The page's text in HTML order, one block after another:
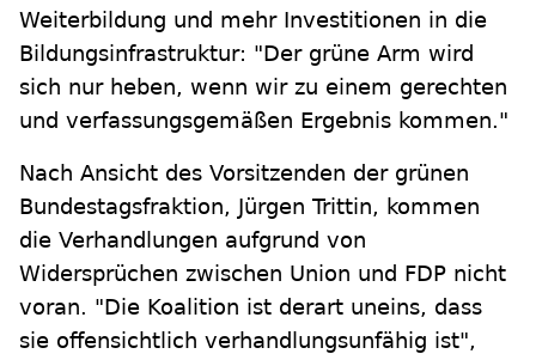
Weiterbildung und mehr Investitionen in die
Bildungsinfrastruktur: "Der grüne Arm wird
sich nur heben, wenn wir zu einem gerechten
und verfassungsgemäßen Ergebnis kommen."
Nach Ansicht des Vorsitzenden der grünen
Bundestagsfraktion, Jürgen Trittin, kommen
die Verhandlungen aufgrund von
Widersprüchen zwischen Union und FDP nicht
voran. "Die Koalition ist derart uneins, dass
sie offensichtlich verhandlungsunfähig ist",